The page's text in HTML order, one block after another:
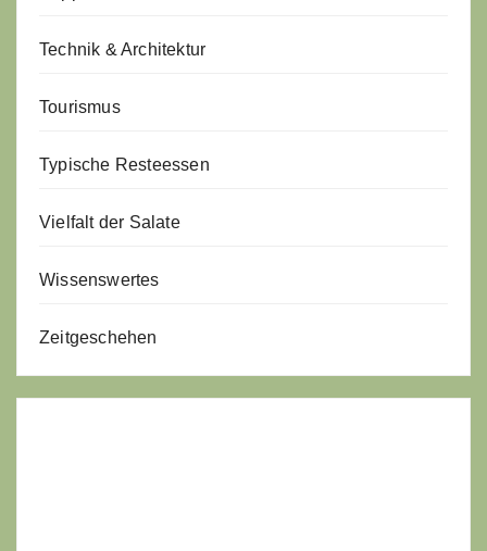
Technik & Architektur
Tourismus
Typische Resteessen
Vielfalt der Salate
Wissenswertes
Zeitgeschehen